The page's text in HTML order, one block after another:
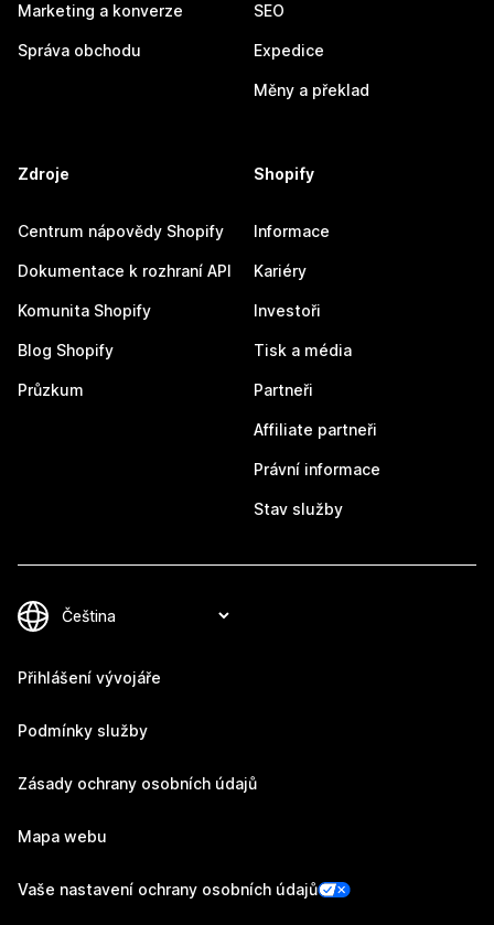
Marketing a konverze
Správa obchodu
SEO
Expedice
Měny a překlad
Zdroje
Centrum nápovědy Shopify
Dokumentace k rozhraní API
Komunita Shopify
Blog Shopify
Průzkum
Shopify
Informace
Kariéry
Investoři
Tisk a média
Partneři
Affiliate partneři
Právní informace
Stav služby
Přihlášení vývojáře
Podmínky služby
Zásady ochrany osobních údajů
Mapa webu
Vaše nastavení ochrany osobních údajů